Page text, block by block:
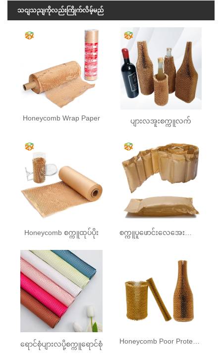
သငျသညျကိုလည်းကြိုက်လိမ့်မည်
Honeycomb Wrap Paper ပျားလအူးစက္ကူလက်
Honeycomb စက္ကူထုပ်ပိုး
ရောင်စုံပျားလပို့စက္ကူရောင်စုံ